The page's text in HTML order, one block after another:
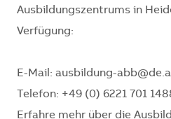
Ausbildungszentrums in
Verfügung:
E-Mail: ausbildung-
Telefon: +49 (0) 6221 701
Erfahre mehr über die